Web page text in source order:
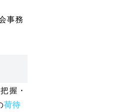
事務
握・
荷待